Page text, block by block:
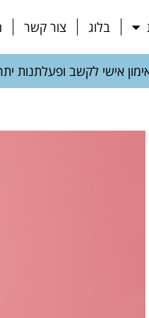
בלוג צור קשר
אישי לקשב ופעלתנות